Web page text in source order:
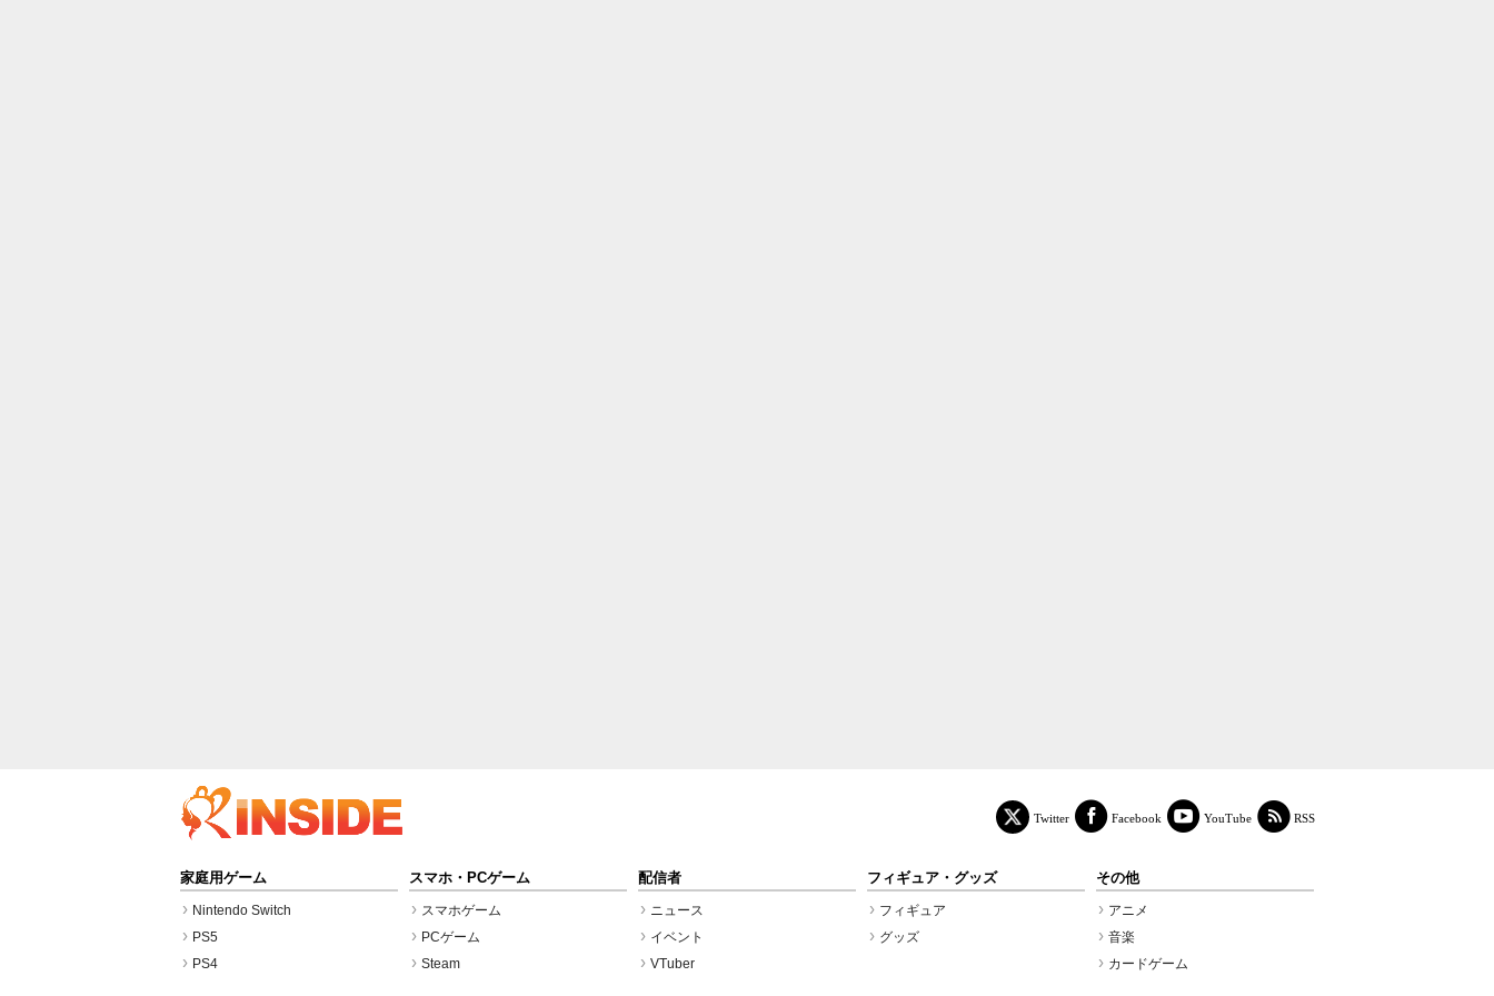
家庭用ゲーム
Nintendo Switch
PS5
PS4
スマホ・PCゲーム
スマホゲーム
PCゲーム
Steam
配信者
ニュース
イベント
VTuber
フィギュア・グッズ
フィギュア
グッズ
その他
アニメ
音楽
カードゲーム
Twitter Facebook YouTube RSS